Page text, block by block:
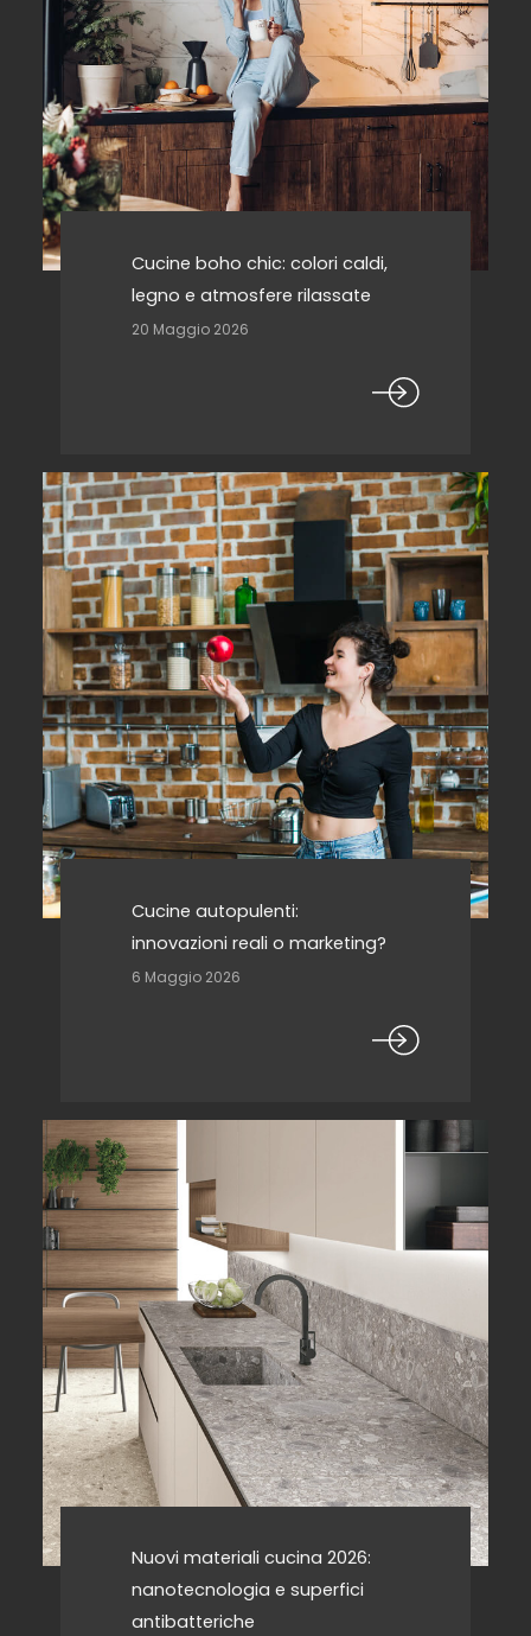
Cucine boho chic: colori caldi,
legno e atmosfere rilassate
20 Maggio 2026
Cucine autopulenti:
innovazioni reali o marketing?
6 Maggio 2026
Nuovi materiali cucina 2026:
nanotecnologia e superfici
antibatteriche